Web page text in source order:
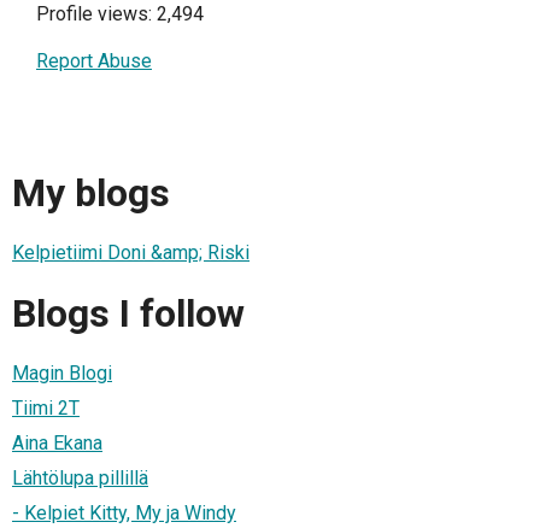
Profile views: 2,494
Report Abuse
My blogs
Kelpietiimi Doni &amp; Riski
Blogs I follow
Magin Blogi
Tiimi 2T
Aina Ekana
Lähtölupa pillillä
- Kelpiet Kitty, My ja Windy